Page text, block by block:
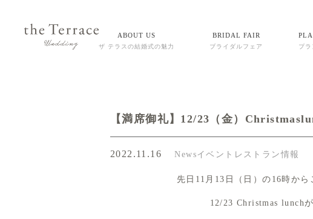
ABOUT US
ザ テラスの結婚式の魅力
BRIDAL FAIR
ブライダルフェア プラ
【満席御礼】12/23（金）
2022.11.16 Newsイベント レストラン情報
先日11月13日（日）の16時か
12/23 Christmas lunch